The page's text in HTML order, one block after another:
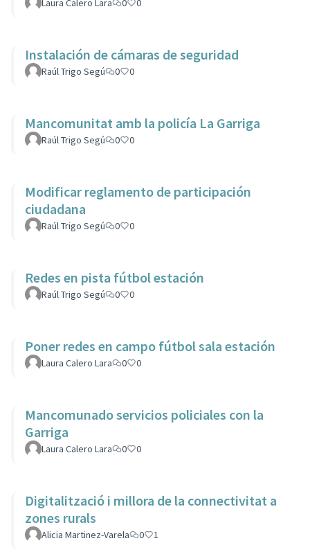
Laura Calero Lara 0 0
Instalación de cámaras de seguridad
Raúl Trigo Segú 0 0
Mancomunitat amb la policía La Garriga
Raúl Trigo Segú 0 0
Modificar reglamento de participación
ciudadana
Raúl Trigo Segú 0 0
Redes en pista fútbol estación
Raúl Trigo Segú 0 0
Poner redes en campo fútbol sala estación
Laura Calero Lara 0 0
Mancomunado servicios policiales con la
Garriga
Laura Calero Lara 0 0
Digitalització i millora de la connectivitat a
zones rurals
Alicia Martinez-Varela 0 1